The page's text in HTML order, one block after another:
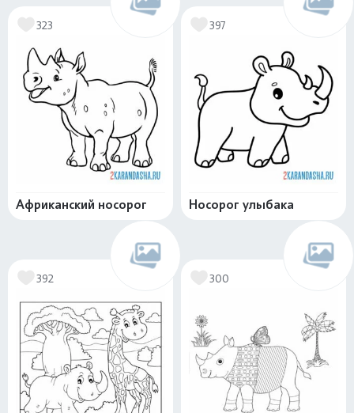
323
Африканский носорог
397
Носорог улыбака
392 300